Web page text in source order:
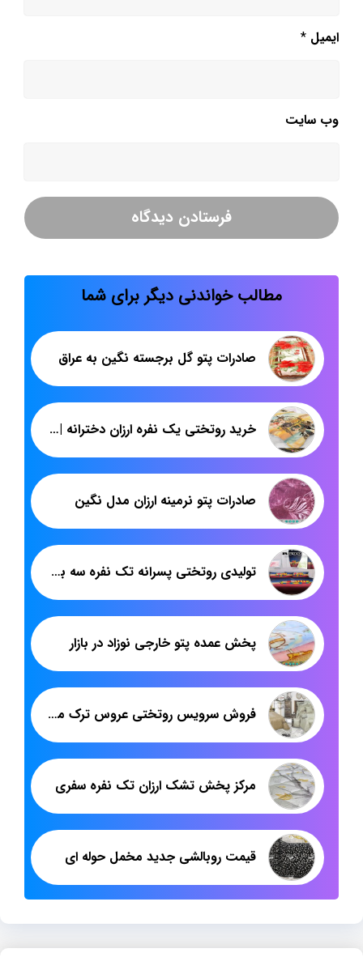
ایمیل *
وب‌ سایت
مطالب خواندنی دیگر برای شما
صادرات پتو گل برجسته نگین به عراق
خرید روتختی یک نفره ارزان دخترانه | عمده فروشی روتختی | پاندا
صادرات پتو نرمینه ارزان مدل نگین
تولیدی روتختی پسرانه تک نفره سه بعدی در تهران
پخش عمده پتو خارجی نوزاد در بازار
فروش سرویس روتختی عروس ترک مخمل
مرکز پخش تشک ارزان تک نفره سفری
قیمت روبالشی جدید مخمل حوله ای